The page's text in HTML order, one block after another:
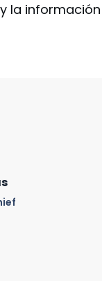
la información